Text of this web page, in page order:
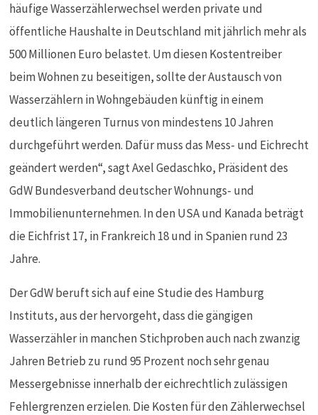
häufige Wasserzählerwechsel werden private und
öffentliche Haushalte in Deutschland mit jährlich mehr als
500 Millionen Euro belastet. Um diesen Kostentreiber
beim Wohnen zu beseitigen, sollte der Austausch von
Wasserzählern in Wohngebäuden künftig in einem
deutlich längeren Turnus von mindestens 10 Jahren
durchgeführt werden. Dafür muss das Mess- und Eichrecht
geändert werden“, sagt Axel Gedaschko, Präsident des
GdW Bundesverband deutscher Wohnungs- und
Immobilienunternehmen. In den USA und Kanada beträgt
die Eichfrist 17, in Frankreich 18 und in Spanien rund 23
Jahre.
Der GdW beruft sich auf eine Studie des Hamburg
Instituts, aus der hervorgeht, dass die gängigen
Wasserzähler in manchen Stichproben auch nach zwanzig
Jahren Betrieb zu rund 95 Prozent noch sehr genau
Messergebnisse innerhalb der eichrechtlich zulässigen
Fehlergrenzen erzielen. Die Kosten für den Zählerwechsel